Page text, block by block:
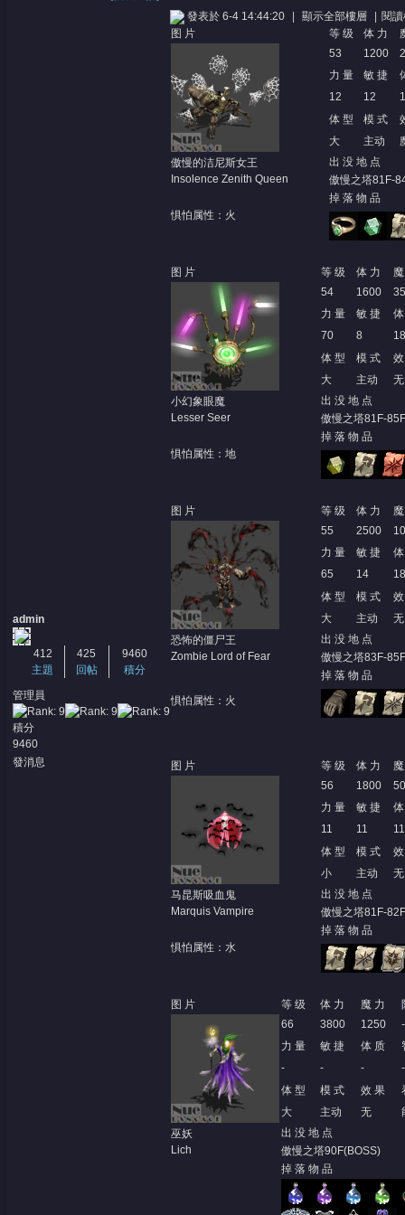
admin
412
主題
425
回帖
9460
積分
管理員
積分
9460
發消息
發表於 6-4 14:44:20 顯示全部樓層
閱
图 片
等 级 体 力
53
1200
力 量
敏 捷
12
12
体 型
模 式
大
主动
傲慢的洁尼斯女王
Insolence Zenith Queen
出 没 地 点
傲慢之塔81F-
惧怕属性：火
掉 落 物 品
图 片 等 级 体 力
54
1600
力 量
敏 捷
70
8
18
体 型
模 式
大
主动
无
小幻象眼魔
Lesser Seer
出 没 地 点
傲慢之塔81F-
惧怕属性：地
掉 落 物 品
图 片 等 级 体 力
55
2500
力 量
敏 捷
65
14
18
体 型
模 式
大
主动
无
恐怖的僵尸王
Zombie Lord of Fear
出 没 地 点
傲慢之塔83F-
惧怕属性：火
掉 落 物 品
图 片 等 级 体 力
56
1800
力 量
敏 捷
11
11
11
体 型
模 式
小
主动
无
马昆斯吸血鬼
Marquis Vampire
出 没 地 点
傲慢之塔81F-
惧怕属性：水
掉 落 物 品
图 片 等 级 体 力 魔 力
66
3800 1250
力 量
敏 捷 体 质
-
- -
-
体 型
模 式 效 果
大
主动 无
巫妖
Lich
出 没 地 点
傲慢之塔90F(BOSS)
掉 落 物 品